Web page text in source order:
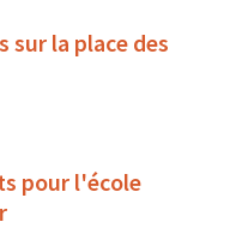
la place des
pour l'école